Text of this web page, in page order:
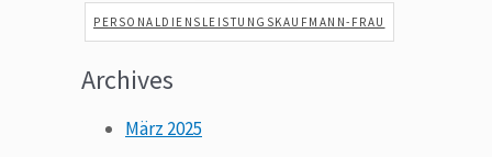
PERSONALDIENSLEISTUNGSKAUFMANN-FRAU​
Archives
März 2025